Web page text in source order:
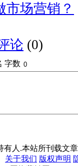
市场营销？
论 (0)
字数
人.本站所刊载文
关于我们 版权声明